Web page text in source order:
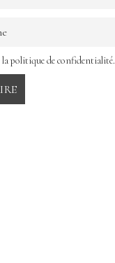
la politique de confidentialité.